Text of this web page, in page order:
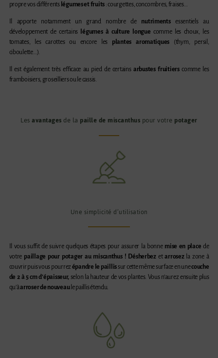
propre vos différents légumes et fruits : courgettes, concombres, fraises…
Il apporte notamment un grand nombre de nutrimentsessentiels au
développement de certains légumes à culture longue comme les choux, les
tomates, les carottes ou encore les plantes aromatiques (thym, persil,
ciboulette…).
Il est également très efficace au pied de certains arbustes fruitierscomme les
framboisiers, groseilliers ou le cassis.
Les avantages de la paille de miscanthus pour votre potager
Une simplicité d’utilisation
Il vous suffit de suivre quelques étapes pour assurer la bonne mise en place de
votre paillage pour potager au miscanthus ! Désherbezetarrosezla zone à
couvrir puis vous pourrez épandre le paillissur cette même surface en unecouche
de 2 à 5 cm d’épaisseur, selon la hauteur de vos plantes. Vous n’aurez ensuite plus
qu’àarroser de nouveaule paillis étendu.